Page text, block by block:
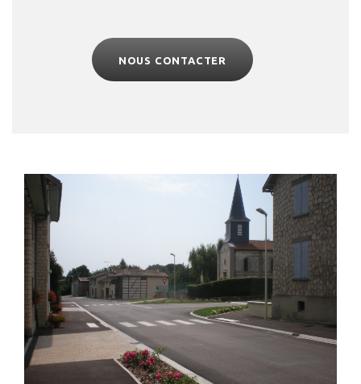
NOUS CONTACTER